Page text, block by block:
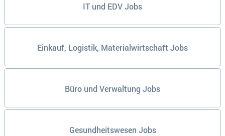
IT und EDV Jobs
Einkauf, Logistik, Materialwirtschaft Jobs
Büro und Verwaltung Jobs
Gesundheitswesen Jobs